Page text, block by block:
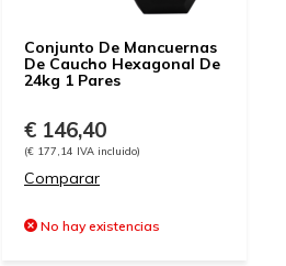
Conjunto De Mancuernas
De Caucho Hexagonal De
24kg 1 Pares
€ 146,40
(€ 177,14 IVA incluido)
Comparar
No hay existencias